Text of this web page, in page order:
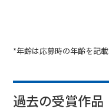
*年齢は応募時の年齢を記載
過去の受賞作品